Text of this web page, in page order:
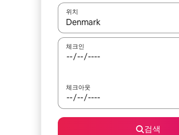
위치
결과가 나오면 위·아래 화살표 키
체크인
체크아웃
검색